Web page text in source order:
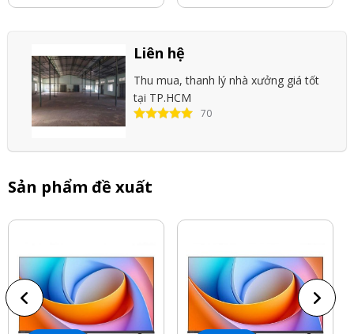
Liên hệ
Thu mua, thanh lý nhà xưởng giá tốt
tại TP.HCM
70
Sản phẩm đề xuất